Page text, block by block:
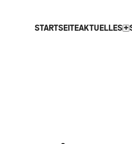
STARTSEITEAKTUELLES